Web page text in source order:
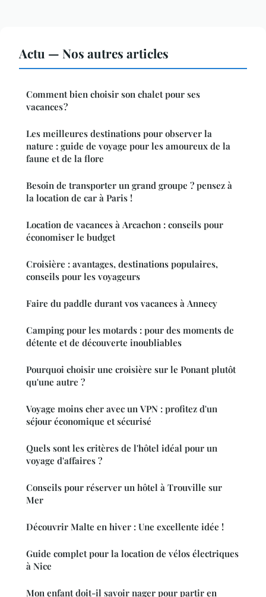
Actu — Nos autres articles
Comment bien choisir son chalet pour ses
vacances ?
Les meilleures destinations pour observer la
nature : guide de voyage pour les amoureux de la
faune et de la flore
Besoin de transporter un grand groupe ? pensez à
la location de car à Paris !
Location de vacances à Arcachon : conseils pour
économiser le budget
Croisière : avantages, destinations populaires,
conseils pour les voyageurs
Faire du paddle durant vos vacances à Annecy
Camping pour les motards : pour des moments de
détente et de découverte inoubliables
Pourquoi choisir une croisière sur le Ponant plutôt
qu'une autre ?
Voyage moins cher avec un VPN : profitez d'un
séjour économique et sécurisé
Quels sont les critères de l'hôtel idéal pour un
voyage d'affaires ?
Conseils pour réserver un hôtel à Trouville sur
Mer
Découvrir Malte en hiver : Une excellente idée !
Guide complet pour la location de vélos électriques
à Nice
Mon enfant doit-il savoir nager pour partir en